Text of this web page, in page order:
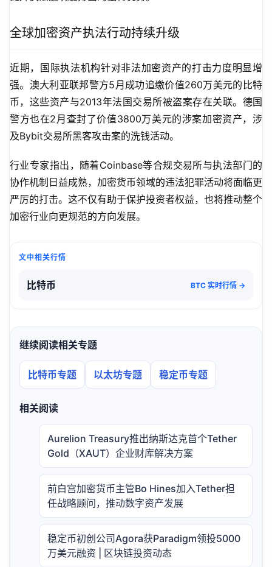
全球加密资产执法行动持续升级
近期，国际执法机构针对非法加密资产的打击力度明显增
强。澳大利亚联邦警方5月成功追缴价值260万美元的比特
币，这些资产与2013年法国交易所被盗案存在关联。德国
警方也在2月查封了价值3800万美元的涉案加密资产，涉
及Bybit交易所黑客攻击案的洗钱活动。
行业专家指出，随着Coinbase等合规交易所与执法部门的
协作机制日益成熟，加密货币领域的违法犯罪活动将面临更
严厉的打击。这不仅有助于保护投资者权益，也将推动整个
加密行业向更规范的方向发展。
文中相关行情
比特币 BTC 实时行情 →
继续阅读相关专题
比特币专题 以太坊专题 稳定币专题
相关阅读
Aurelion Treasury推出纳斯达克首个Tether
Gold（XAUT）企业财库解决方案
前白宫加密货币主管Bo Hines加入Tether担
任战略顾问，推动数字资产发展
稳定币初创公司Agora获Paradigm领投5000
万美元融资 | 区块链投资动态